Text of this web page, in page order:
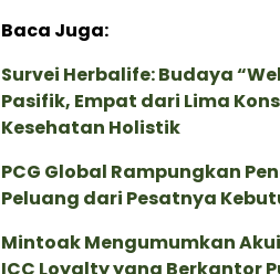
Baca Juga:
Survei Herbalife: Budaya
Pasifik, Empat dari Lima
Kesehatan Holistik
PCG Global Rampungkan
Peluang dari Pesatnya
Mintoak Mengumumkan
ICC Loyalty yang Berkantor